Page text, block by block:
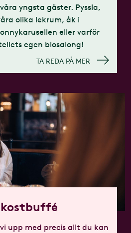
yngsta gäster. Pyssla,
olika lekrum, åk i
eller varför
egen biosalong!​
TA REDA PÅ MER
upp med precis allt du kan